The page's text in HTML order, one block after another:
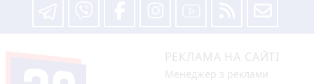
РЕКЛАМА НА САЙТІ
Менеджер з реклами